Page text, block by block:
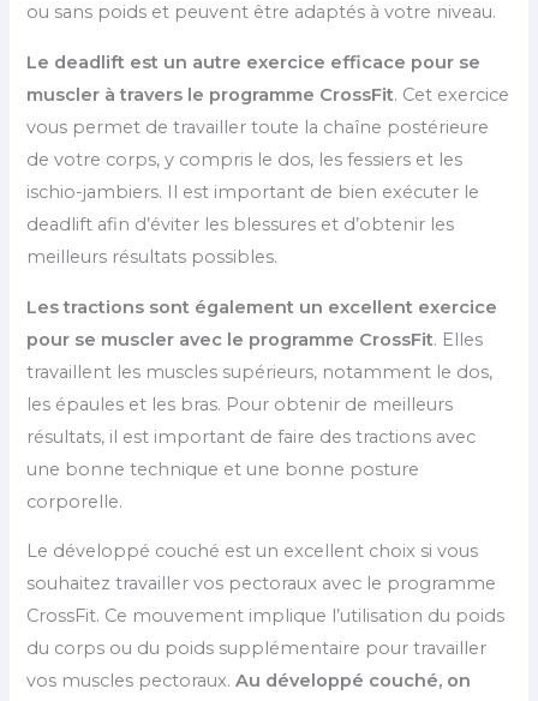
ou sans poids et peuvent être adaptés à votre niveau.
Le deadlift est un autre exercice efficace pour se
muscler à travers le programme CrossFit. Cet exercice
vous permet de travailler toute la chaîne postérieure
de votre corps, y compris le dos, les fessiers et les
ischio-jambiers. Il est important de bien exécuter le
deadlift afin d’éviter les blessures et d’obtenir les
meilleurs résultats possibles.
Les tractions sont également un excellent exercice
pour se muscler avec le programme CrossFit. Elles
travaillent les muscles supérieurs, notamment le dos,
les épaules et les bras. Pour obtenir de meilleurs
résultats, il est important de faire des tractions avec
une bonne technique et une bonne posture
corporelle.
Le développé couché est un excellent choix si vous
souhaitez travailler vos pectoraux avec le programme
CrossFit. Ce mouvement implique l’utilisation du poids
du corps ou du poids supplémentaire pour travailler
vos muscles pectoraux.Au développé couché, on